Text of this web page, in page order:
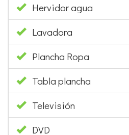
Hervidor agua
Lavadora
Plancha Ropa
Tabla plancha
Televisión
DVD